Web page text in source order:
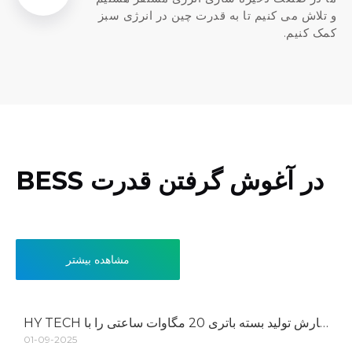
و تلاش می کنیم تا به قدرت چین در انرژی سبز
کمک کنیم.
در آغوش گرفتن قدرت BESS
مشاهده بیشتر
HY TECH سفارش تولید بسته باتری 20 مگاوات ساعتی را با CALB امضا می کند
01-09-2025